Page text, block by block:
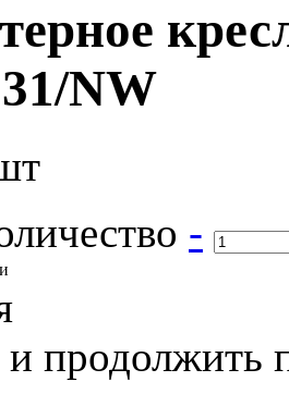
NW
-
и продолжить